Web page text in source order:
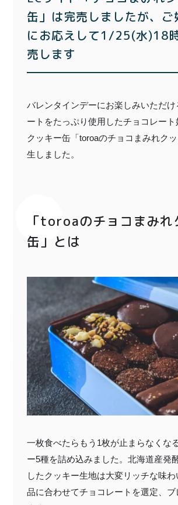
缶」は完売しましたが、ご
にお応えして1/25(水)18
売します
バレンタインデーにお楽しみいただけ
ートをたっぷり使用したチョコレー
クッキー缶「toroaのチョコまみれク
生しました。
「toroaのチョコまみれ
缶」とは
一枚食べたらもう1枚が止まらなくな
ー5種を詰め込みました。北海道産発
したクッキー生地は大変リッチな味
品に合わせてチョコレートを選定、ブ